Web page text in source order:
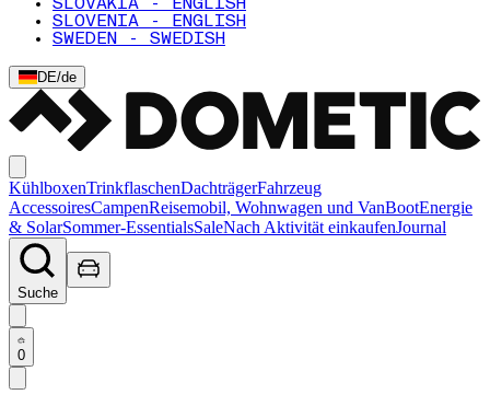
SLOVAKIA - ENGLISH
SLOVENIA - ENGLISH
SWEDEN - SWEDISH
DE/de
KühlboxenTrinkflaschenDachträgerFahrzeug
AccessoiresCampenReisemobil, Wohnwagen und VanBootEnergie
& SolarSommer-EssentialsSaleNach Aktivität einkaufenJournal
Suche
0